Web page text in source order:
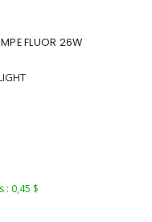
FLUOR 26W
: 0,45 $